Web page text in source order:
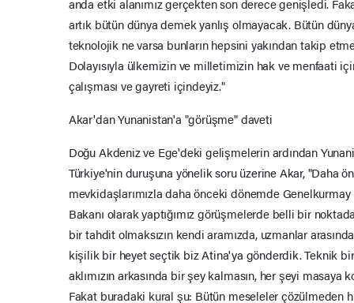
anda etki alanımız gerçekten son derece genişledi.
artık bütün dünya demek yanlış olmayacak. Bütün
teknolojik ne varsa bunların hepsini yakından takip
Dolayısıyla ülkemizin ve milletimizin hak ve menfaati
çalışması ve gayreti içindeyiz."
Akar'dan Yunanistan'a "görüşme" daveti
Doğu Akdeniz ve Ege'deki gelişmelerin ardından
Türkiye'nin duruşuna yönelik soru üzerine Akar, "Daha
mevkidaşlarımızla daha önceki dönemde Genelkurmay
Bakanı olarak yaptığımız görüşmelerde belli bir
bir tahdit olmaksızın kendi aramızda, uzmanlar
kişilik bir heyet seçtik biz Atina'ya gönderdik. Teknik
aklımızın arkasında bir şey kalmasın, her şeyi masaya
Fakat buradaki kural şu: Bütün meseleler çözülmeden